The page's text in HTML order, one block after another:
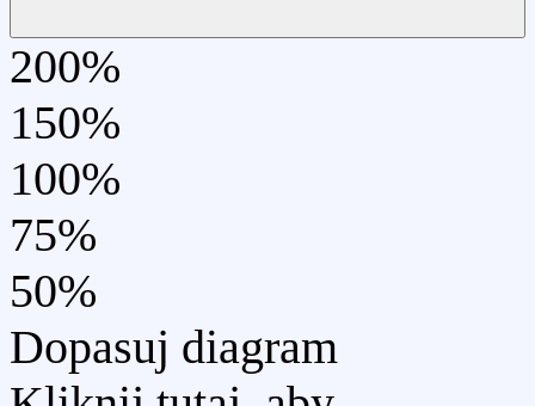
200%
150%
100%
75%
50%
Dopasuj diagram